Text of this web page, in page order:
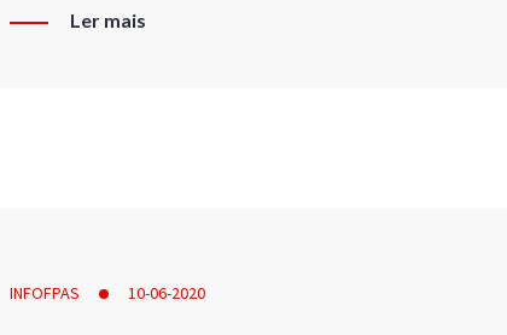
Ler mais
INFOFPAS 10-06-2020